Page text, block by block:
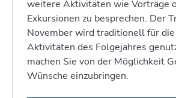
weitere Aktivitäten wie Vorträge
Exkursionen zu besprechen. Der
November wird traditionell für
Aktivitäten des Folgejahres
machen Sie von der Möglichkeit
Wünsche einzubringen.